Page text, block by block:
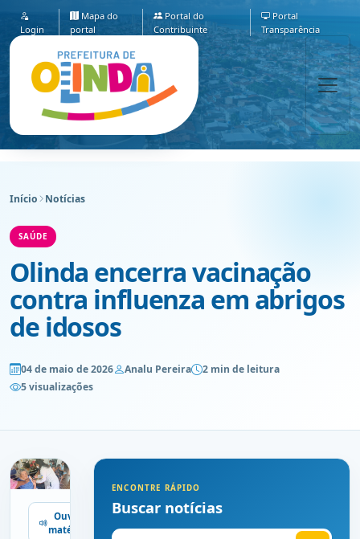
Login
Mapa do
portal
Portal do
Contribuinte
Portal
Transparência
Início Notícias
SAÚDE
Olinda encerra vacinação
contra influenza em abrigos
de idosos
04 de maio de 2026 Analu Pereira
2 min de leitura
5 visualizações
Ouvir
matéria
ENCONTRE RÁPIDO
Buscar notícias